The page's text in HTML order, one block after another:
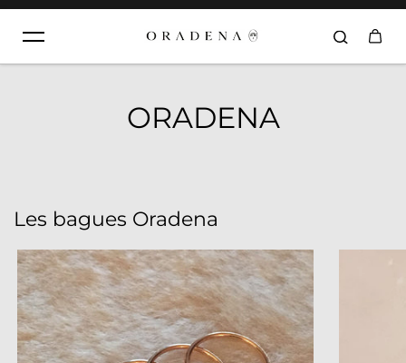
ORADENA
Les bagues Oradena